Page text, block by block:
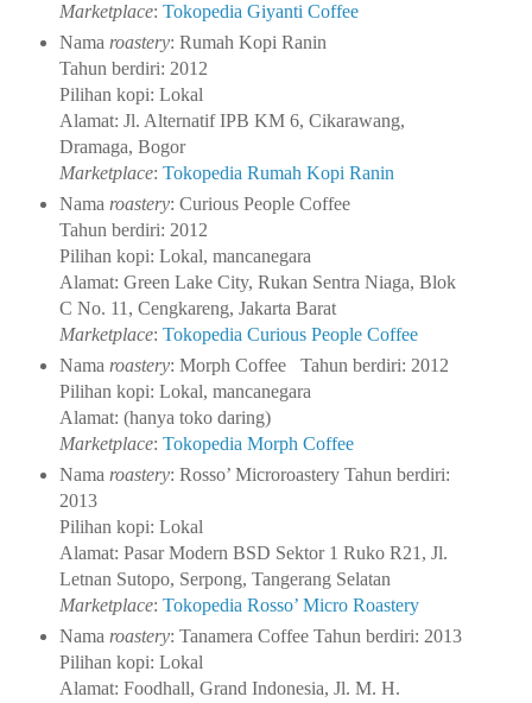
Marketplace: Tokopedia Giyanti Coffee
Nama roastery: Rumah Kopi Ranin
Tahun berdiri: 2012
Pilihan kopi: Lokal
Alamat: Jl. Alternatif IPB KM 6, Cikarawang,
Dramaga, Bogor
Marketplace: Tokopedia Rumah Kopi Ranin
Nama roastery: Curious People Coffee
Tahun berdiri: 2012
Pilihan kopi: Lokal, mancanegara
Alamat: Green Lake City, Rukan Sentra Niaga, Blok
C No. 11, Cengkareng, Jakarta Barat
Marketplace: Tokopedia Curious People Coffee
Nama roastery: Morph Coffee
Tahun berdiri: 2012
Pilihan kopi: Lokal, mancanegara
Alamat: (hanya toko daring)
Marketplace: Tokopedia Morph Coffee
Nama roastery: Rosso’ Microroastery Tahun berdiri:
2013
Pilihan kopi: Lokal
Alamat: Pasar Modern BSD Sektor 1 Ruko R21, Jl.
Letnan Sutopo, Serpong, Tangerang Selatan
Marketplace: Tokopedia Rosso’ Micro Roastery
Nama roastery: Tanamera Coffee Tahun berdiri: 2013
Pilihan kopi: Lokal
Alamat: Foodhall, Grand Indonesia, Jl. M. H.